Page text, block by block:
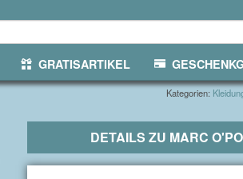
GRATISARTIKEL
Kategorien:
DETAILS ZU MARC